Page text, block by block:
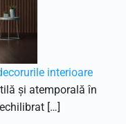
interioare
și atemporală în
[…]